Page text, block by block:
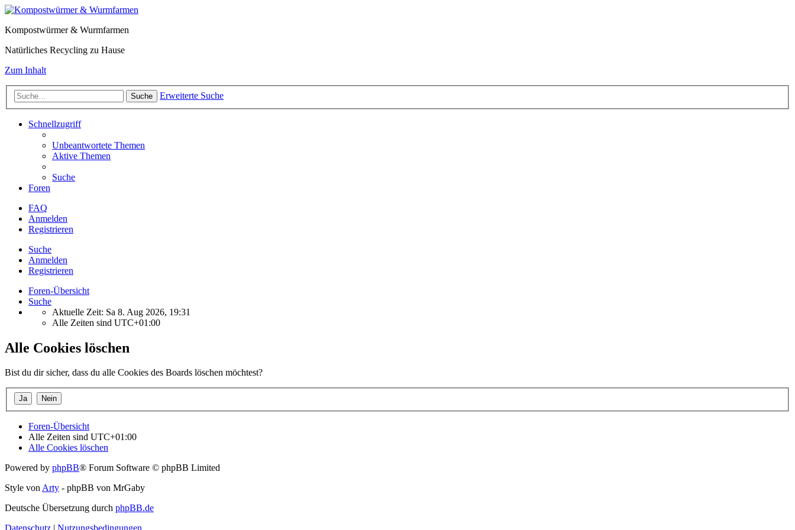
Kompostwürmer & Wurmfarmen
Natürliches Recycling zu Hause
Zum Inhalt
Suche Erweiterte Suche
Schnellzugriff
Unbeantwortete Themen
Aktive Themen
Suche
Foren
FAQ
Anmelden
Registrieren
Suche
Anmelden
Registrieren
Foren-Übersicht
Suche
Aktuelle Zeit: Sa 8. Aug 2026, 19:31
Alle Zeiten sind UTC+01:00
Alle Cookies löschen
Bist du dir sicher, dass du alle Cookies des Boards löschen möchtest?
Foren-Übersicht
Alle Zeiten sind UTC+01:00
Alle Cookies löschen
Powered by phpBB® Forum Software © phpBB Limited
Style von Arty - phpBB von MrGaby
Deutsche Übersetzung durch phpBB.de
Datenschutz | Nutzungsbedingungen